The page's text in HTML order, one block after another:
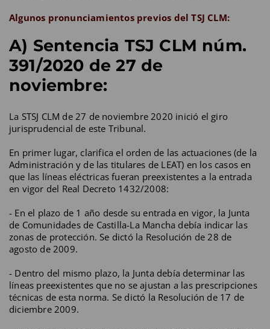
Algunos pronunciamientos previos del TSJ CLM:
A) Sentencia TSJ CLM núm.
391/2020 de 27 de
noviembre:
La STSJ CLM de 27 de noviembre 2020 inició el giro
jurisprudencial de este Tribunal.
En primer lugar, clarifica el orden de las actuaciones (de la
Administración y de las titulares de LEAT) en los casos en
que las líneas eléctricas fueran preexistentes a la entrada
en vigor del Real Decreto 1432/2008:
- En el plazo de 1 año desde su entrada en vigor, la Junta
de Comunidades de Castilla-La Mancha debía indicar las
zonas de protección. Se dictó la Resolución de 28 de
agosto de 2009.
- Dentro del mismo plazo, la Junta debía determinar las
líneas preexistentes que no se ajustan a las prescripciones
técnicas de esta norma. Se dictó la Resolución de 17 de
diciembre 2009.